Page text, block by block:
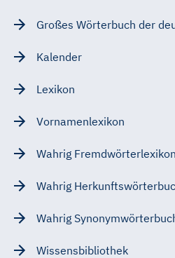
Großes Wörterbuch der
Kalender
Lexikon
Vornamenlexikon
Wahrig Fremdwörterlexikon
Wahrig
Wahrig
Wissensbibliothek